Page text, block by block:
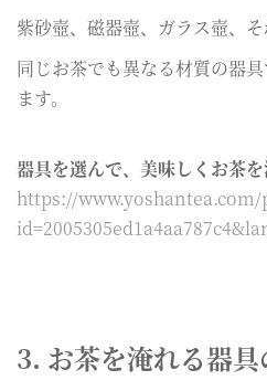
紫砂壺、磁器壺、ガラス壺、そ
同じお茶でも異なる材質の器
ます。
器具を選んで、美味しくお茶
https://www.yoshantea.com/
3. お茶を淹れる器具